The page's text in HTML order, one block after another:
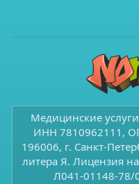
Медицинские
ИНН 7810962111,
196006, г. Санкт-
литера Я. Лицензия
Л041-01148-78/